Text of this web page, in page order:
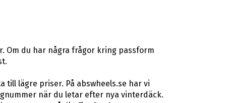
Om du har några frågor kring passform
lägre priser. På abswheels.se har vi
när du letar efter nya vinterdäck.